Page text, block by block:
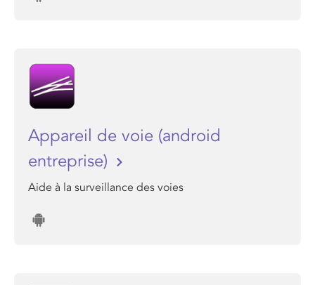
Appareil de voie (android
entreprise)
Aide à la surveillance des voies